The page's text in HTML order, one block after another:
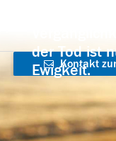
der Tod ist
Ewigkeit.
Kontakt